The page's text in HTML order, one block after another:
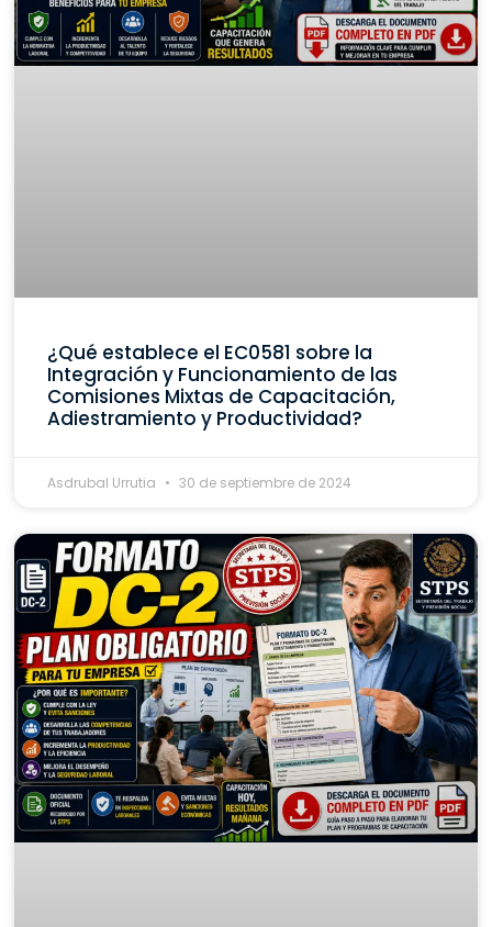
¿Qué establece el EC0581 sobre la
Integración y Funcionamiento de las
Comisiones Mixtas de Capacitación,
Adiestramiento y Productividad?
Asdrubal Urrutia 30 de septiembre de 2024